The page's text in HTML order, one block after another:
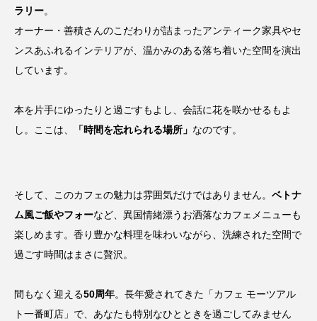
ラリー。
オーナー・善積さんのこだわりが詰まったアンティーク家具やセ
ンスあふれるインテリアが、温かみのある落ち着いた空間を演出
しています。
本を片手にゆったりと過ごすもよし、会話に花を咲かせるもよ
し。ここは、
「時間を忘れられる場所」 なのです。
そして、このカフェの魅力は雰囲気だけではありません。 ベトナ
ム風ご飯やフォーなど、異国情緒漂うお洒落なカフェメニューも
楽しめます。香り豊かな料理を味わいながら、洗練された空間で
過ごす時間はまさに贅沢。
間もなく迎える50周年。長年愛されてきた「カフェ モーツアル
ト一番町店」で、あなたも特別なひとときを過ごしてみません